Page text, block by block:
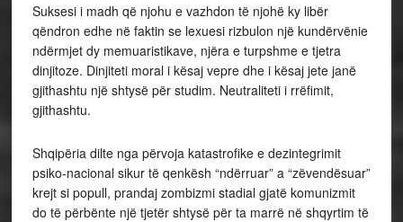
Suksesi i madh që njohu e vazhdon të njohë ky libër
qëndron edhe në faktin se lexuesi rizbulon një kundërvënie
ndërmjet dy memuaristikave, njëra e turpshme e tjetra
dinjitoze. Dinjiteti moral i kësaj vepre dhe i kësaj jete janë
gjithashtu një shtysë për studim. Neutraliteti i rrëfimit,
gjithashtu.
Shqipëria dilte nga përvoja katastrofike e dezintegrimit
psiko-nacional sikur të qenkësh “ndërruar” a “zëvendësuar”
krejt si popull, prandaj zombizmi stadial gjatë komunizmit
do të përbënte një tjetër shtysë për ta marrë në shqyrtim të